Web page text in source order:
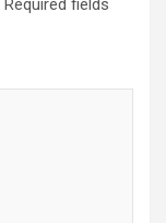
Required fields